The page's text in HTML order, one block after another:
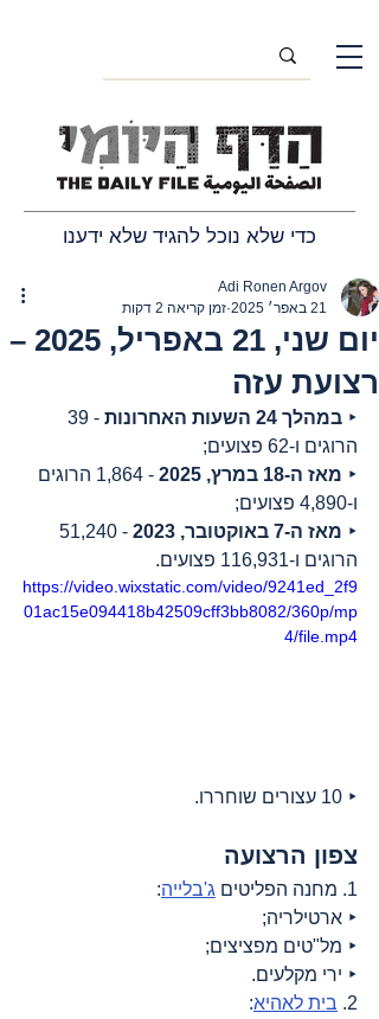
כדי שלא נוכל להגיד שלא ידענו
יום שני, 21 באפריל, 2025 –
רצועת עזה
Adi Ronen Argov
21 באפר׳ 2025
זמן קריאה 2 דקות
‣ במהלך 24 השעות האחרונות
הרוגים ו-62 פצועים;
‣ מאז ה-18 במרץ, 2025
- 1,864 הרוגים
ו-4,890 פצועים;
‣ מאז ה-7 באוקטובר, 2023
הרוגים ו-116,931 פצועים.
https://video.wixstatic.com/video/9241ed_2f9
01ac15e094418b42509cff3bb8082/360p/mp
4/file.mp4
‣ 10 עצורים שוחררו.
צפון הרצועה
1. מחנה הפליטים ג'בלייה:
‣ ארטילריה;
‣ מל"טים מפציצים;
‣ ירי מקלעים.
2. בית לאהיא: